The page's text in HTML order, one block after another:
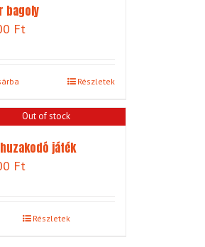
bagoly
Ft
Részletek
Out of stock
játék
Ft
Részletek